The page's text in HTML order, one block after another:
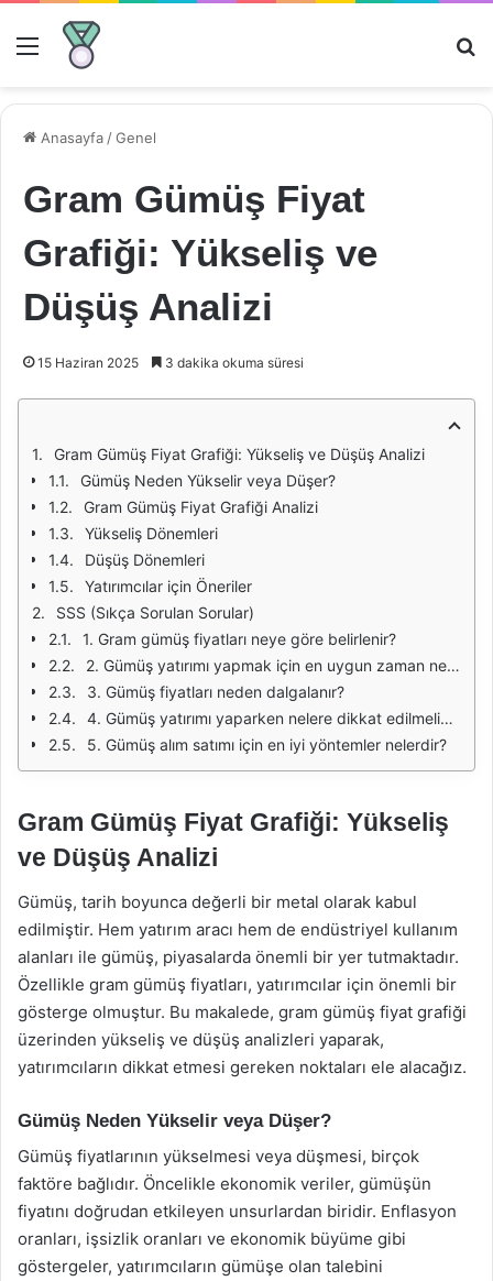
Menü
Anasayfa /Genel
Gram Gümüş Fiyat
Grafiği: Yükseliş ve
Düşüş Analizi
15 Haziran 2025 3 dakika okuma süresi
Gram Gümüş Fiyat Grafiği: Yükseliş ve Düşüş Analizi
Gümüş Neden Yükselir veya Düşer?
Gram Gümüş Fiyat Grafiği Analizi
Yükseliş Dönemleri
Düşüş Dönemleri
Yatırımcılar için Öneriler
SSS (Sıkça Sorulan Sorular)
1. Gram gümüş fiyatları neye göre belirlenir?
2. Gümüş yatırımı yapmak için en uygun zaman nedir?
3. Gümüş fiyatları neden dalgalanır?
4. Gümüş yatırımı yaparken nelere dikkat edilmelidir?
5. Gümüş alım satımı için en iyi yöntemler nelerdir?
Gram Gümüş Fiyat Grafiği: Yükseliş
ve Düşüş Analizi
Gümüş, tarih boyunca değerli bir metal olarak kabul
edilmiştir. Hem yatırım aracı hem de endüstriyel kullanım
alanları ile gümüş, piyasalarda önemli bir yer tutmaktadır.
Özellikle gram gümüş fiyatları, yatırımcılar için önemli bir
gösterge olmuştur. Bu makalede, gram gümüş fiyat grafiği
üzerinden yükseliş ve düşüş analizleri yaparak,
yatırımcıların dikkat etmesi gereken noktaları ele alacağız.
Gümüş Neden Yükselir veya Düşer?
Gümüş fiyatlarının yükselmesi veya düşmesi, birçok
faktöre bağlıdır. Öncelikle ekonomik veriler, gümüşün
fiyatını doğrudan etkileyen unsurlardan biridir. Enflasyon
oranları, işsizlik oranları ve ekonomik büyüme gibi
göstergeler, yatırımcıların gümüşe olan talebini